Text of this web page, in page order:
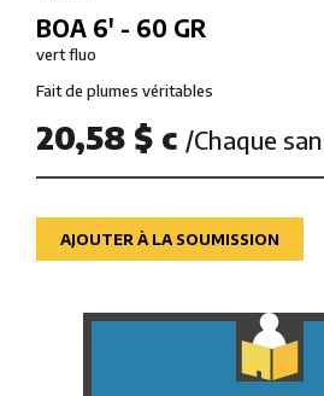
BOA 6' - 60 GR
vert fluo
Fait de plumes véritables
20,58 $ c /Chaque
AJOUTER À LA SOUMISSION